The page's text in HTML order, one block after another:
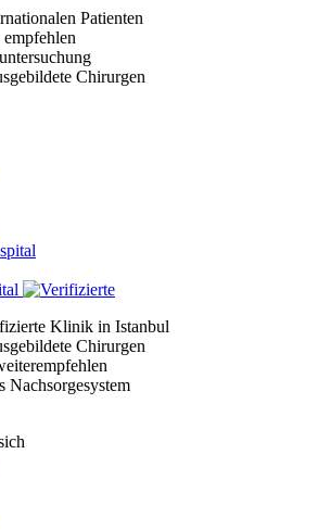
Patienten
Chirurgen
Klinik in Istanbul
Chirurgen
Nachsorgesystem